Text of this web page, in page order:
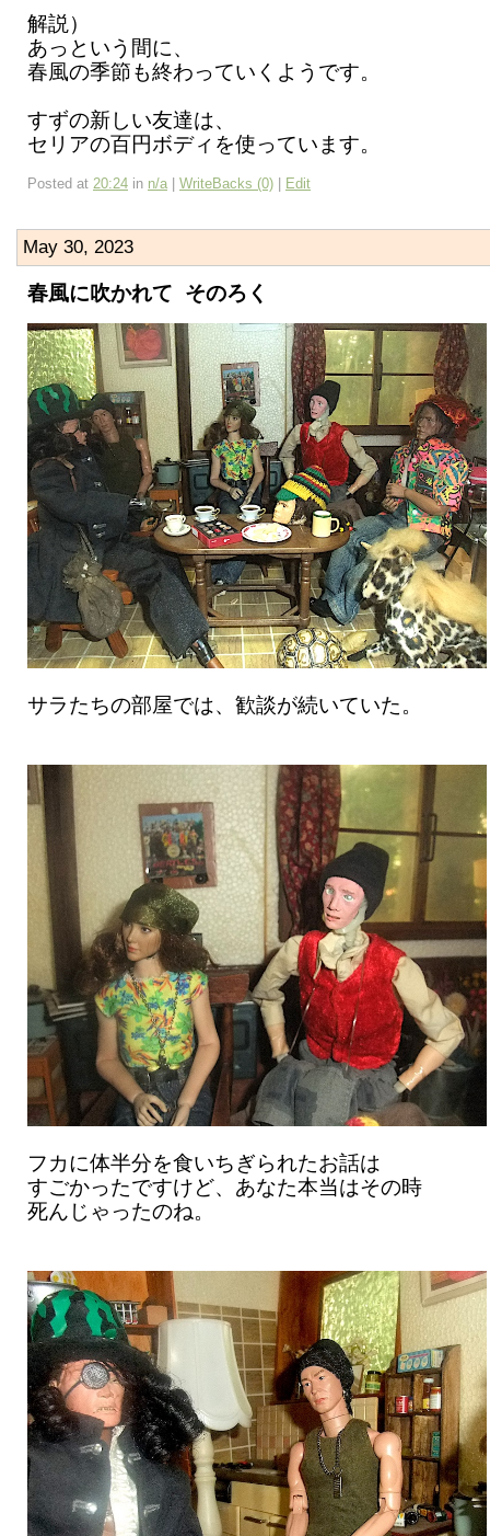
解説）
あっという間に、
春風の季節も終わっていくようです。
すずの新しい友達は、
セリアの百円ボディを使っています。
Posted at 20:24 in n/a WriteBacks (0) Edit
May 30, 2023
春風に吹かれて そのろく
サラたちの部屋では、歓談が続いていた。
フカに体半分を食いちぎられたお話は
すごかったですけど、あなた本当はその時
死んじゃったのね。